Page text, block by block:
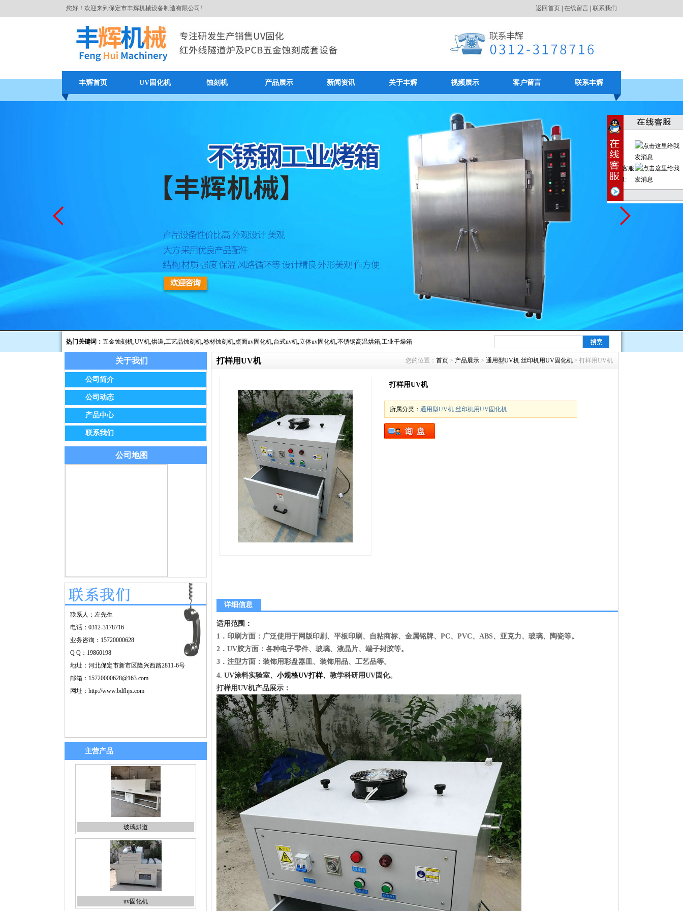
您好！欢迎来到保定市丰辉机械设备制造有限公司! 返回首页 在线留言 联系我们
丰辉首页 UV固化机 蚀刻机 产品展示 新闻资讯 关于丰辉 视频展示 客户留言 联系丰辉
热门关键词： 五金蚀刻机,UV机,烘道,工艺品蚀刻机,卷材蚀刻机,桌面uv固化机,台式uv机,立体uv固化机,不锈钢高温烘箱,工业干燥箱
公告：我公司已于2014年8月经保定市工商局批准正式更名为保定市丰辉机械设备制造有限公司
关于我们
公司简介
公司动态
产品中心
联系我们
公司地图
联系人：左先生
电话：0312-3178716
业务咨询：15720000628
Q Q：19860198
地址：河北保定市新市区隆兴西路2811-6号
邮箱：15720000628@163.com
网址： http://www.bdfhjx.com
主营产品
uv固化机
桌面uv固化机
打样用UV机 您的位置： 首页 > 产品展示 > 通用型UV机 丝印机用UV固化机 > 打样用UV机
打样用UV机
所属分类： 通用型UV机 丝印机用UV固化机
详细信息
适用范围：
1．印刷方面：广泛使用于网版印刷、平板印刷、自粘商标、金属铭牌、PC、PVC、ABS、亚克力、玻璃、陶瓷等。
2．UV胶方面：各种电子零件、玻璃、液晶片、端子封胶等。
3．注型方面：装饰用彩盘器皿、装饰用品、工艺品等。
4. UV涂料实验室、 小规格UV打样、 教学科研用UV固化。
打样用UV机产品展示：
客服
1: